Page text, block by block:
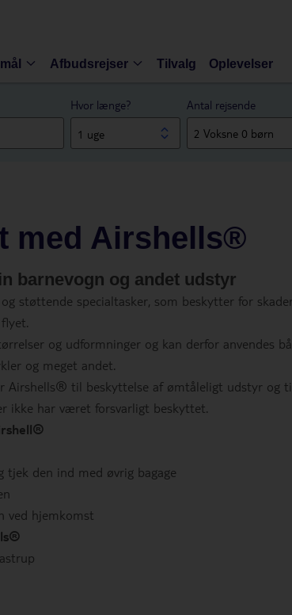
Afbudsrejser Tilvalg Oplevelser
Hvor længe?
1 uge
Antal rejsende
med Airshells®
barnevogn og andet udstyr
støttende specialtasker, som beskytter for
og udformninger og kan derfor anvendes
og meget andet.
Airshells® til beskyttelse af ømtåleligt udstyr og
ikke har været forsvarligt beskyttet.
tjek den ind med øvrig bagage
ved hjemkomst